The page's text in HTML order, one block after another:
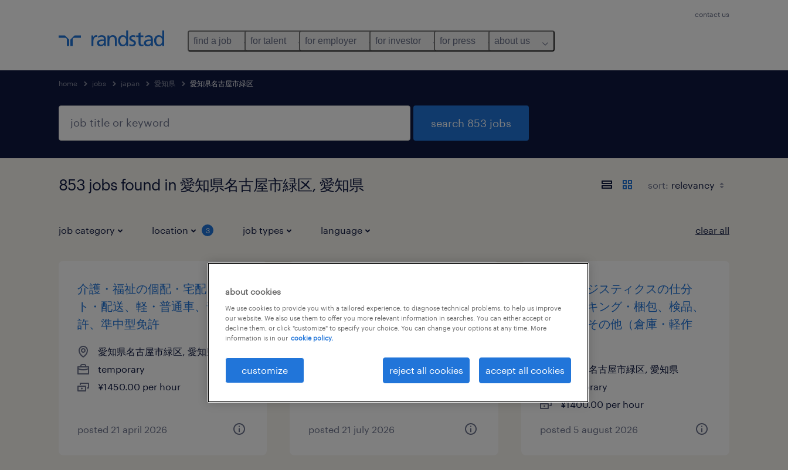
contact us
find a job for talent for employer for investor for press about us
home jobs japan 愛知県 愛知県名古屋市緑区
search 853 jobs
853 jobs found in 愛知県名古屋市緑区, 愛知県 sort:
job category location 3 job types language clear all
介護・福祉の個配・宅配・ルー
ト・配送、軽・普通車、普通免
許、準中型免許
愛知県名古屋市緑区, 愛知県
temporary
¥1450.00 per hour
posted 21 april 2026
マシンメンテナンス、検査、生
産管理・品質管理
¥2000.00 per hour
posted 21 july 2026
物流・ロジスティクスの仕分
け・ピッキング・梱包、検品、
入出荷、その他（倉庫・軽作
愛知県名古屋市緑区, 愛知県
temporary
¥1400.00 per hour
posted 5 august 2026
about cookies
We use cookies to provide you with a tailored experience, to diagnose technical problems, to help us improve
our website. We also use them to offer you more relevant information in searches. You can either accept or
decline them, or click "customize" to specify your choice. You can change your options at any time. More
information is in our cookie policy.
customize reject all cookies accept all cookies